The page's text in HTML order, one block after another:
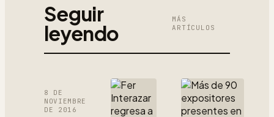
Seguir
leyendo
MÁS
ARTÍCULOS
8 DE
NOVIEMBRE
DE 2016